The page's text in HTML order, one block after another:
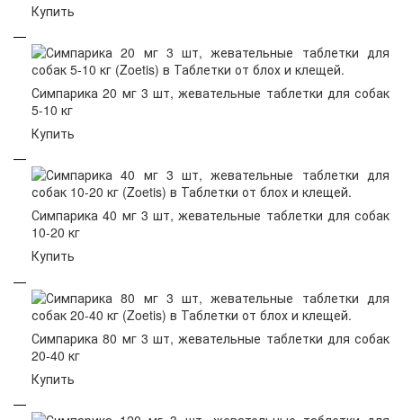
Купить
Симпарика 20 мг 3 шт, жевательные таблетки для собак
5-10 кг
Купить
Симпарика 40 мг 3 шт, жевательные таблетки для собак
10-20 кг
Купить
Симпарика 80 мг 3 шт, жевательные таблетки для собак
20-40 кг
Купить